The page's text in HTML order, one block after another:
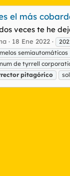
el más
veces te he
18 Ene 2022
semiautomáticos
de tyrrell
pitagórico